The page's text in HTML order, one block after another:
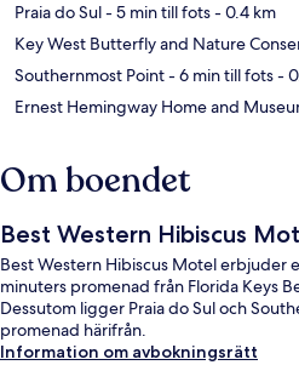
Praia do Sul- 5 min till fots- 0.4 km
Key West Butterfly and Nature
Southernmost Point- 6 min till fots-
Ernest Hemingway Home and
Om boendet
Best Western Hibiscus
Best Western Hibiscus Motel erbjuder
minuters promenad från Florida Keys
Dessutom ligger Praia do Sul och
promenad härifrån.
Information om avbokningsrätt